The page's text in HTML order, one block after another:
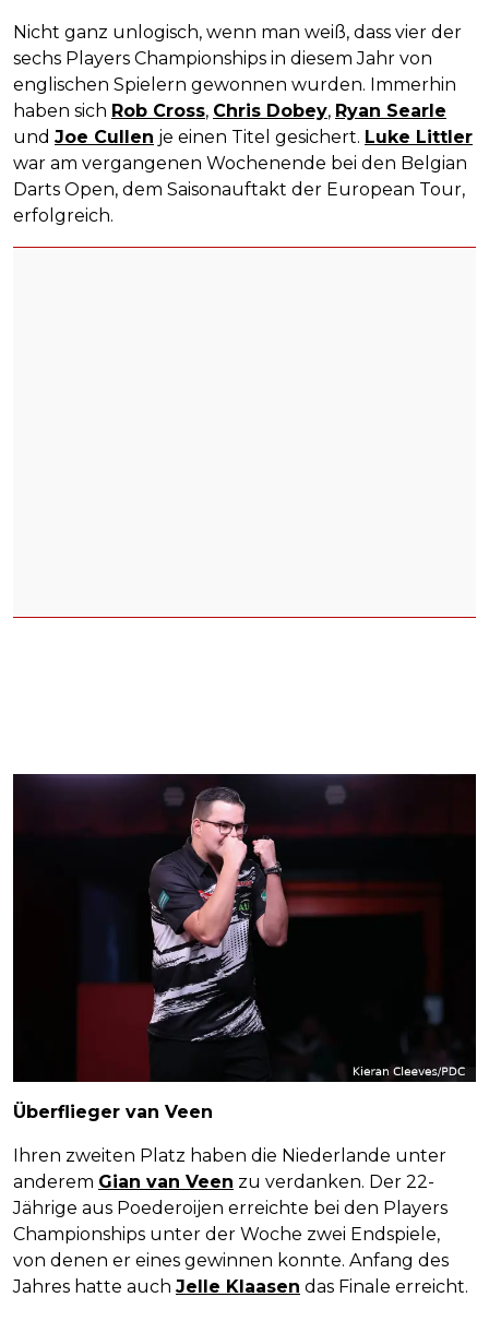
Nicht ganz unlogisch, wenn man weiß, dass vier der
sechs Players Championships in diesem Jahr von
englischen Spielern gewonnen wurden. Immerhin
haben sich Rob Cross, Chris Dobey, Ryan Searle
und Joe Cullen je einen Titel gesichert. Luke Littler
war am vergangenen Wochenende bei den Belgian
Darts Open, dem Saisonauftakt der European Tour,
erfolgreich.
Überflieger van Veen
Ihren zweiten Platz haben die Niederlande unter
anderem Gian van Veen zu verdanken. Der 22-
Jährige aus Poederoijen erreichte bei den Players
Championships unter der Woche zwei Endspiele,
von denen er eines gewinnen konnte. Anfang des
Jahres hatte auch Jelle Klaasen das Finale erreicht.